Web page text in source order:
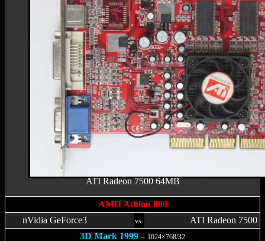
ATI Radeon 7500 64MB
AMD Athlon 800
nVidia GeForce3
vs.
ATI Radeon 7500
3D Mark 1999 – 1024×768/32